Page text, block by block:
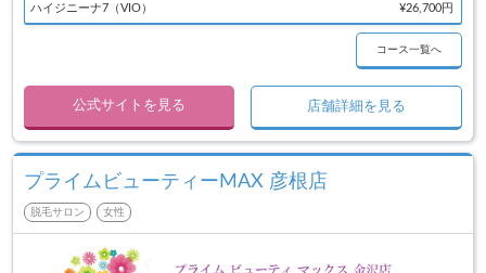
ハイジニーナ7（VIO） ¥26,700円
コース一覧へ
公式サイトを見る 店舗詳細を見る
プライムビューティーMAX 彦根店
脱毛サロン 女性